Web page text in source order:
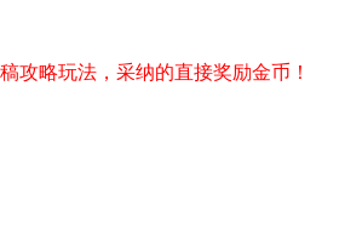
攻略玩法，采纳的直接奖励金币！